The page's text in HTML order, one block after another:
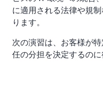
す。お客様は、デー
含む)、アセットの分
限の適用について責任
トオペレーティン
アプリケーション
トレーニングを実
のトレーニングは
に適用される法律や規
ります。
次の演習は、お客様が
任の分担を決定するのに